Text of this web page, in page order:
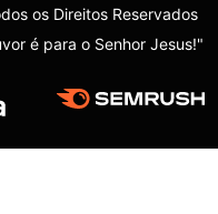
os Direitos Reservados
é para o Senhor Jesus!"